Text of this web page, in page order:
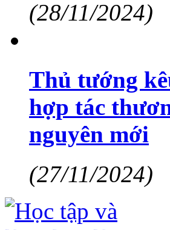
(28/11/2024)
Thủ tướng
hợp tác
nguyên mới
(27/11/2024)